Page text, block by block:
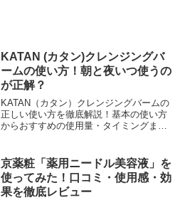
KATAN (カタン)クレンジングバ
ームの使い方！朝と夜いつ使うの
が正解？
KATAN（カタン）クレンジングバームの
正しい使い方を徹底解説！基本の使い方
からおすすめの使用量・タイミングまで
のやり方」なども細かく解説していま
す。使い続けてより良い肌を目指したい
方には、お得な定期購入もおすすめで
す。
京薬粧「薬用ニードル美容液」を
使ってみた！口コミ・使用感・効
果を徹底レビュー